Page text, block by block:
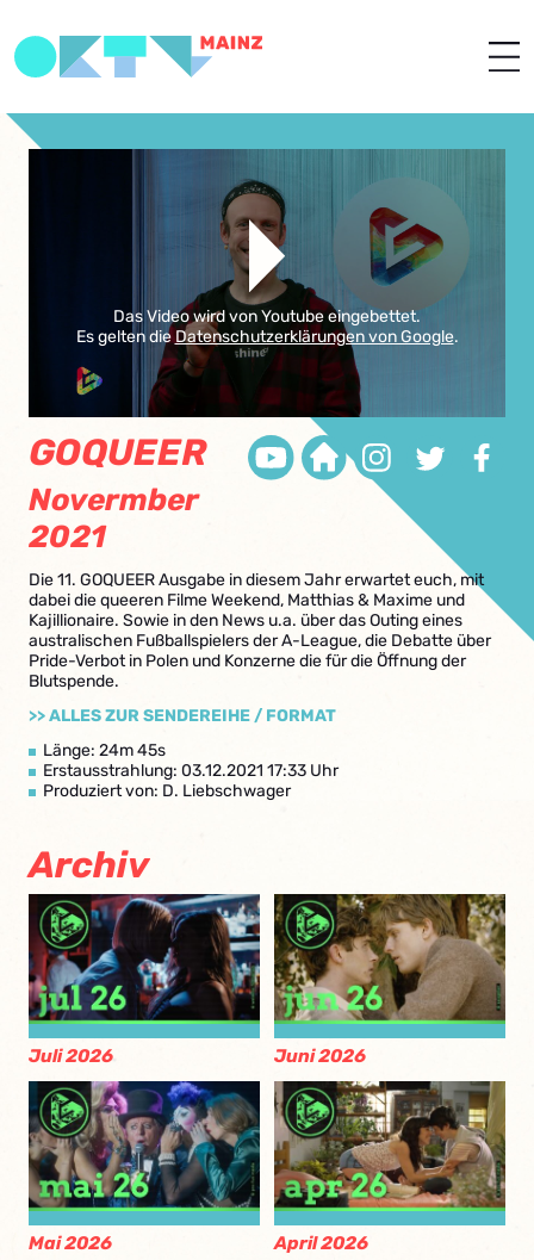
Das Video wird von Youtube eingebettet.
Es gelten dieDatenschutzerklärungen von Google.
GOQUEER
Novermber
2021
Die 11. GOQUEER Ausgabe in diesem Jahr erwartet euch, mit
dabei die queeren Filme Weekend, Matthias & Maxime und
Kajillionaire. Sowie in den News u.a. über das Outing eines
australischen Fußballspielers der A-League, die Debatte über
Pride-Verbot in Polen und Konzerne die für die Öffnung der
Blutspende.
>> ALLES ZUR SENDEREIHE / FORMAT
Länge: 24m 45s
Erstausstrahlung: 03.12.2021 17:33 Uhr
Produziert von: D. Liebschwager
Archiv
Juli 2026 Juni 2026
Mai 2026 April 2026